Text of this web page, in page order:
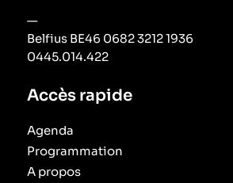
Accès rapide
Agenda
Programmation
A propos
—
Belfius BE46 0682 3212 1936
0445.014.422